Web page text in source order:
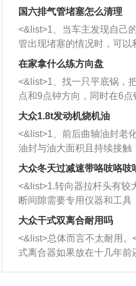
牌，但是中高低端的轮胎都
也是为了更好的开拓市场。
国六排气管堵塞怎么清理
<&list>1、当车主发现自己
管出现堵塞的情况时，可以
者是细棍，直接将杂物给取
堵塞情况比较严重，也可以
施。 <&list>2、直接利用木
杂物推到排气管里面的位置
三元催化器拆解开，就可以
西取出来。但如果是因为积
的堵塞，就需要将三元催化
洗剂对堵塞的情况得到解决
放在燃油箱中，与燃油混合
动时，就可以和汽油一起进
室，最后形成废气排出，就
催化器得到清洗，排气管堵
能够得到解决。
在家拿什么练方向盘
<&list>1、找一只平底锅，
点和9点钟方向，同时在6点
方向做一个标记。 <&list>2
一圈半的练习，往右同样也
圈数。 <&list>3、最后强调
习，这样就可以形成肌肉记
驾驶车辆时，不需要记忆也
向。
大众1.8t发动机烧机油
<&list>1、前后曲轴油封老
油封与油大面积且持续接触
和发动机内持续温度变化使
逐渐减弱，导致渗油或漏油
活塞间隙过大：积碳会使活
的间隙扩大，导致机油流入
造成烧机油。<&list>3、机
机油粘度过小的话，同样会
象，机油粘度过小具有很好
大众冬天过减速带咯吱咯吱
<&list>1.转向器拉杆头有较
断间隙需要专用仪器和工具
无法制作，需要将车辆送到
店；<&list>2.车辆半轴套管
裂，破裂后会出现漏油现象
损严重，磨损的半轴容易损
响；<&list>3.稳定器的转向
大众干式双离合耐用吗
<&list>总体而言不太耐用。
式离合器如果放在十几年前